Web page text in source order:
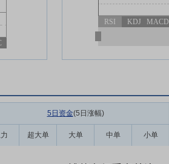
RSI KDJ MACD
5日资金(5日涨幅)
超大单 大单 中单 小单